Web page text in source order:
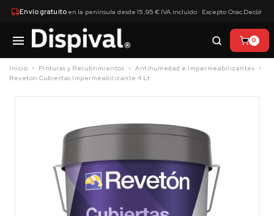
Envío gratuitoen la península desde 15,95 € IVA incluido · Excepto Orac Decor
×
0
Inicio Pinturas y Recubrimientos
Antihumedad e Impermeabilizantes
Reveton Cubiertas Impermeabilizante 4 Lt